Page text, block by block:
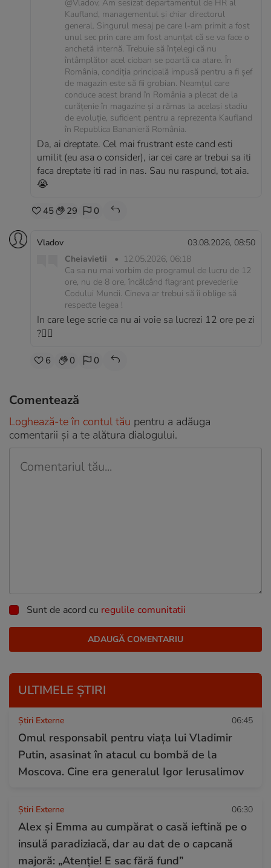
@Vladov, Am sesizat departamentul de HR al
Kaufland, managementul și chiar directorul
general. Singurul mesaj pe care l-am primit a fost
unul sec prin care am fost anunțat că se va face o
anchetă internă. Trebuie să înțelegi că nu
întâmplător acel cioban se poartă ca atare. În
România, condiția principală impusă pentru a fi șef
de magazin este să fii grobian. Neamțul care
conduce acest brand în România a plecat de la
curățenie în magazine și a rămas la același stadiu
de evoluție, suficient pentru a reprezenta Kaufland
în Republica Bananieră România.
Da, ai dreptate. Cel mai frustrant este cand esti
umilit (eu asa o consider), iar cei care ar trebui sa iti
faca dreptate iti rad in nas. Sau nu raspund, tot aia.
😭
45 29 0
Vladov
03.08.2026, 08:50
Cheiavietii
• 12.05.2026, 06:18
Ca sa nu mai vorbim de programul de lucru de 12
ore, nu de 8 ore, încălcând flagrant prevederile
Codului Muncii. Cineva ar trebui să îi oblige să
respecte legea !
In care lege scrie ca nu ai voie sa lucrezi 12 ore pe zi
?🤦‍♂️
6 0 0
Comentează
Loghează-te în contul tău pentru a adăuga
comentarii și a te alătura dialogului.
Sunt de acord cu regulile comunitatii
ULTIMELE ȘTIRI
Știri Externe 06:45
Omul responsabil pentru viața lui Vladimir
Putin, asasinat în atacul cu bombă de la
Moscova. Cine era generalul Igor Ierusalimov
Știri Externe 06:30
Alex și Emma au cumpărat o casă ieftină pe o
insulă paradiziacă, dar au dat de o capcană
majoră: „Atenție! E sac fără fund”